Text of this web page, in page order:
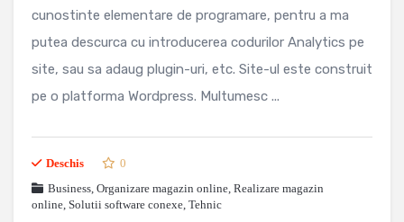
cunostinte elementare de programare, pentru a ma
putea descurca cu introducerea codurilor Analytics pe
site, sau sa adaug plugin-uri, etc. Site-ul este construit
pe o platforma Wordpress. Multumesc ...
Deschis
0
Business, Organizare magazin online, Realizare magazin
online, Solutii software conexe, Tehnic